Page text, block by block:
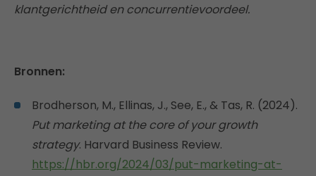
klantgerichtheid en concurrentievoordeel.
Bronnen:
Brodherson, M., Ellinas, J., See, E., & Tas, R. (2024).
Put marketing at the core of your growth
strategy. Harvard Business Review.
https://hbr.org/2024/03/put-marketing-at-